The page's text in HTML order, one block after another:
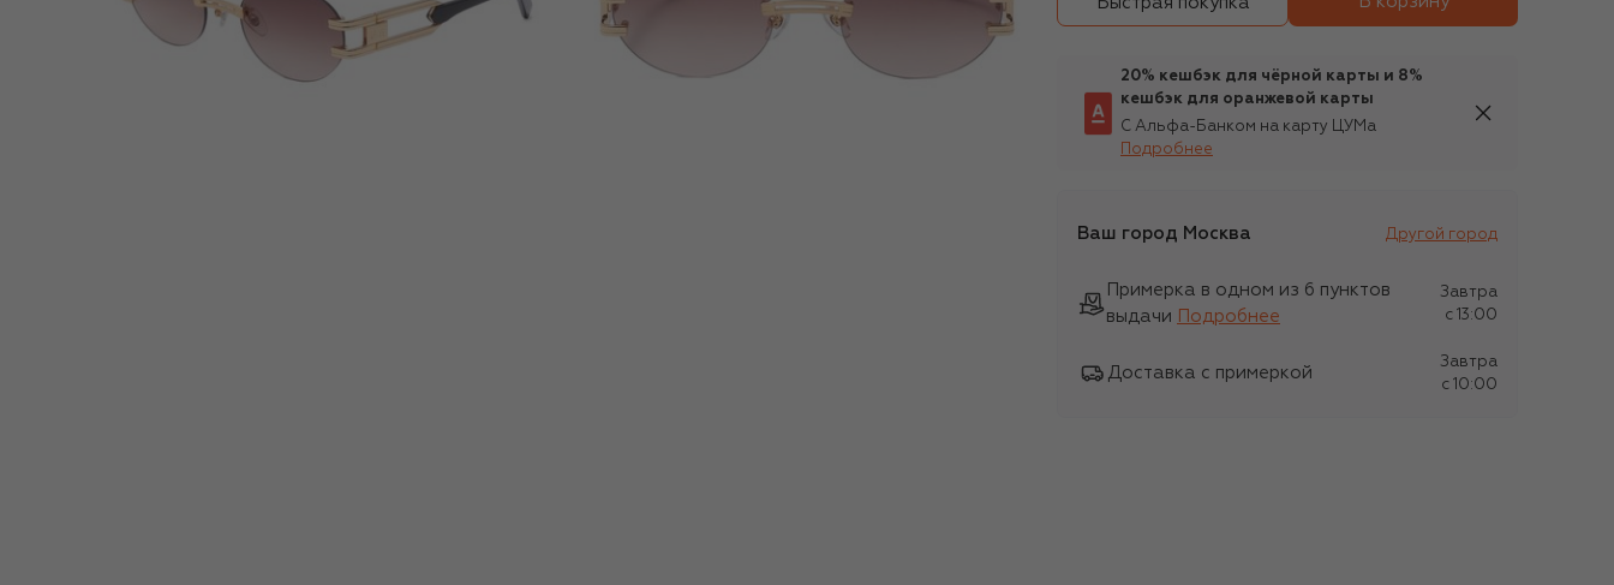
20% кешбэк для чёрной карты и 8%
кешбэк для оранжевой карты
С Альфа-Банком на карту ЦУМа
Подробнее
Ваш город Москва Другой город
Примерка в одном из 6 пунктов
выдачи
Подробнее
Завтра
c 13:00
Доставка с примеркой
Завтра
c 10:00